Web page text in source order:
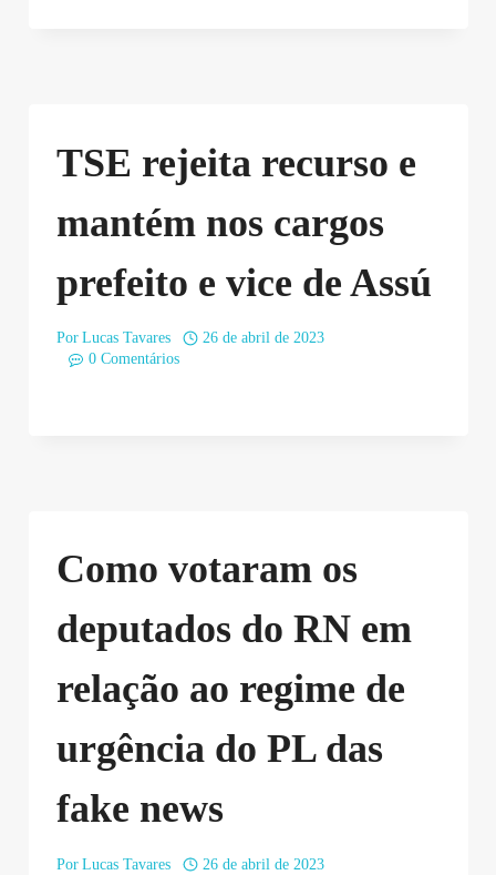
TSE rejeita recurso e
mantém nos cargos
prefeito e vice de Assú
Por Lucas Tavares
26 de abril de 2023
0 Comentários
Como votaram os
deputados do RN em
relação ao regime de
urgência do PL das
fake news
Por Lucas Tavares
26 de abril de 2023